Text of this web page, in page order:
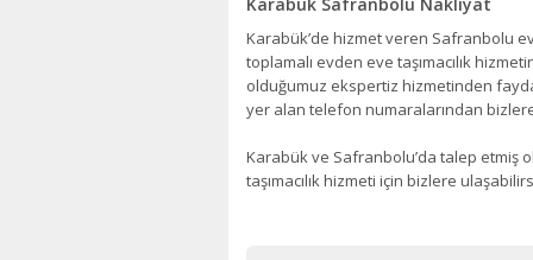
Karabük’de hizmet veren Safranbolu
toplamalı evden eve taşımacılık
olduğumuz ekspertiz hizmetinden
yer alan telefon numaralarından
Karabük ve Safranbolu’da talep etmiş
taşımacılık hizmeti için bizlere